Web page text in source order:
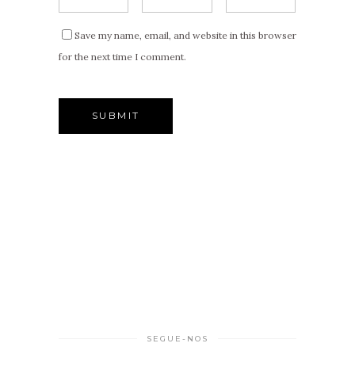
Save my name, email, and website in this browser
for the next time I comment.
SEGUE-NOS